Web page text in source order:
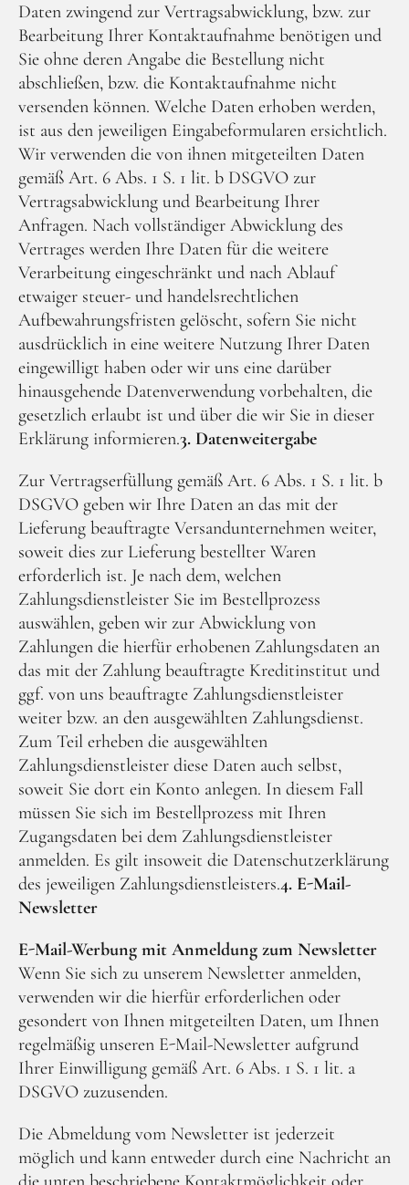
Daten zwingend zur Vertragsabwicklung, bzw. zur
Bearbeitung Ihrer Kontaktaufnahme benötigen und
Sie ohne deren Angabe die Bestellung nicht
abschließen, bzw. die Kontaktaufnahme nicht
versenden können. Welche Daten erhoben werden,
ist aus den jeweiligen Eingabeformularen ersichtlich.
Wir verwenden die von ihnen mitgeteilten Daten
gemäß Art. 6 Abs. 1 S. 1 lit. b DSGVO zur
Vertragsabwicklung und Bearbeitung Ihrer
Anfragen. Nach vollständiger Abwicklung des
Vertrages werden Ihre Daten für die weitere
Verarbeitung eingeschränkt und nach Ablauf
etwaiger steuer- und handelsrechtlichen
Aufbewahrungsfristen gelöscht, sofern Sie nicht
ausdrücklich in eine weitere Nutzung Ihrer Daten
eingewilligt haben oder wir uns eine darüber
hinausgehende Datenverwendung vorbehalten, die
gesetzlich erlaubt ist und über die wir Sie in dieser
Erklärung informieren.3. Datenweitergabe
Zur Vertragserfüllung gemäß Art. 6 Abs. 1 S. 1 lit. b
DSGVO geben wir Ihre Daten an das mit der
Lieferung beauftragte Versandunternehmen weiter,
soweit dies zur Lieferung bestellter Waren
erforderlich ist. Je nach dem, welchen
Zahlungsdienstleister Sie im Bestellprozess
auswählen, geben wir zur Abwicklung von
Zahlungen die hierfür erhobenen Zahlungsdaten an
das mit der Zahlung beauftragte Kreditinstitut und
ggf. von uns beauftragte Zahlungsdienstleister
weiter bzw. an den ausgewählten Zahlungsdienst.
Zum Teil erheben die ausgewählten
Zahlungsdienstleister diese Daten auch selbst,
soweit Sie dort ein Konto anlegen. In diesem Fall
müssen Sie sich im Bestellprozess mit Ihren
Zugangsdaten bei dem Zahlungsdienstleister
anmelden. Es gilt insoweit die Datenschutzerklärung
des jeweiligen Zahlungsdienstleisters.4. E-Mail-
Newsletter
E-Mail-Werbung mit Anmeldung zum Newsletter
Wenn Sie sich zu unserem Newsletter anmelden,
verwenden wir die hierfür erforderlichen oder
gesondert von Ihnen mitgeteilten Daten, um Ihnen
regelmäßig unseren E-Mail-Newsletter aufgrund
Ihrer Einwilligung gemäß Art. 6 Abs. 1 S. 1 lit. a
DSGVO zuzusenden.
Die Abmeldung vom Newsletter ist jederzeit
möglich und kann entweder durch eine Nachricht an